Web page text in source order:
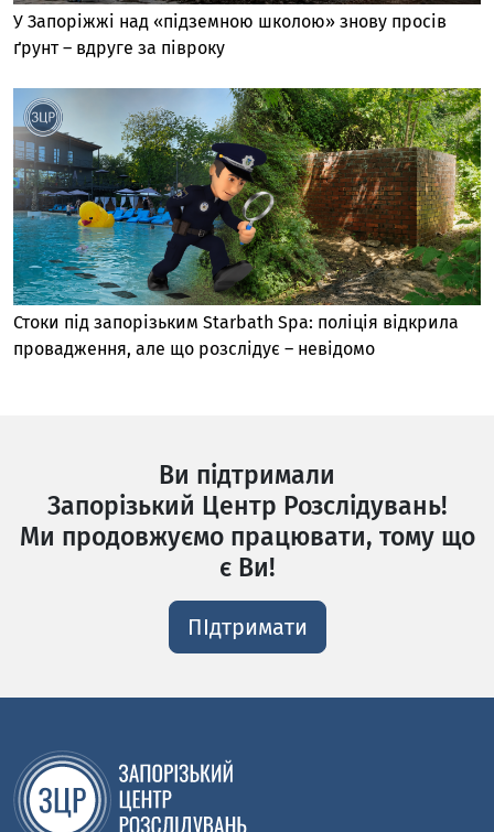
У Запоріжжі над «підземною школою» знову просів
ґрунт – вдруге за півроку
Стоки під запорізьким Starbath Spa: поліція відкрила
провадження, але що розслідує – невідомо
Ви підтримали
Запорізький Центр Розслідувань!
Ми продовжуємо працювати, тому що
є Ви!
ПІдтримати